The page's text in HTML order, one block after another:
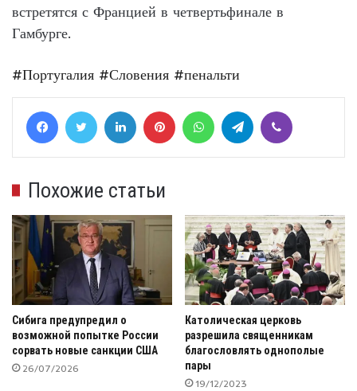
встретятся с Францией в четвертьфинале в
Гамбурге.
#Португалия #Словения #пенальти
FacebookTwitter LinkedIn Pinterest WhatsAppTelegram
Похожие статьи
Сибига предупредил о
возможной попытке России
сорвать новые санкции США
26/07/2026
Католическая церковь
разрешила священникам
благословлять однополые
пары
19/12/2023